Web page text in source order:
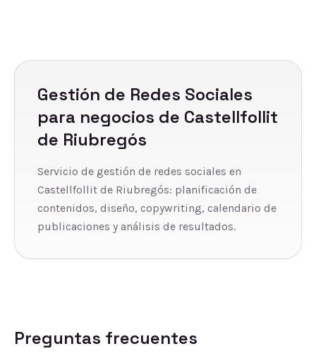
Gestión de Redes Sociales
para negocios de Castellfollit
de Riubregós
Servicio de gestión de redes sociales en
Castellfollit de Riubregós: planificación de
contenidos, diseño, copywriting, calendario de
publicaciones y análisis de resultados.
Preguntas frecuentes